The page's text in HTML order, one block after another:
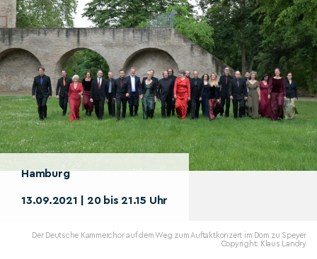
Hamburg
13.09.2021 | 20 bis 21.15 Uhr
Der Deutsche Kammerchor auf dem Weg zum Auftaktkonzert im Dom zu Speyer
Copyright: Klaus Landry